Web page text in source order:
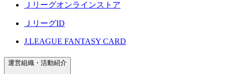
Ｊリーグオンラインストア
ＪリーグID
J.LEAGUE FANTASY CARD
運営組織・活動紹介